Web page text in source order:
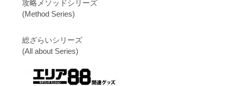
攻略メソッドシリーズ
(Method Series)
総ざらいシリーズ
(All about Series)